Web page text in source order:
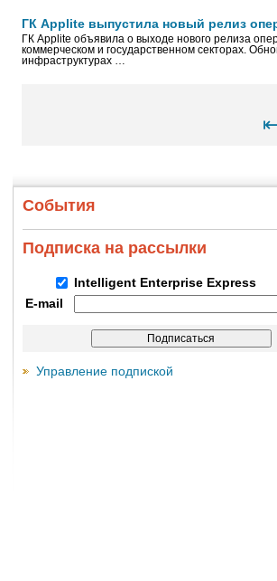
ГК Applite выпустила новый релиз
ГК Applite объявила о выходе нового релиза
коммерческом и государственном секторах.
инфраструктурах …
События
Подписка на рассылки
Intelligent Enterprise Express
E-mail
Управление подпиской